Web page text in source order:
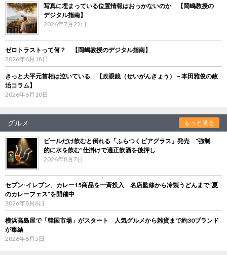
写真に埋まっている位置情報はおっかないのか 【岡嶋教授の
デジタル指南】
2026年7月22日
ゼロトラストって何？ 【岡嶋教授のデジタル指南】
2026年6月18日
きっと大平元首相は泣いている 【政眼鏡（せいがんきょう）－本田雅俊の政
治コラム】
2026年6月10日
グルメ もっと見る
ビールだけ飲むと倒れる「ふらつくビアグラス」発売 “強制
的に水を飲む”仕掛けで適正飲酒を後押し
2026年8月7日
セブン‐イレブン、カレー15商品を一斉投入 名店監修から冷製うどんまで“夏
のカレーフェス”を開催中
2026年8月6日
横浜高島屋で「韓国市場」がスタート 人気グルメから雑貨まで約30ブランド
が集結
2026年8月5日